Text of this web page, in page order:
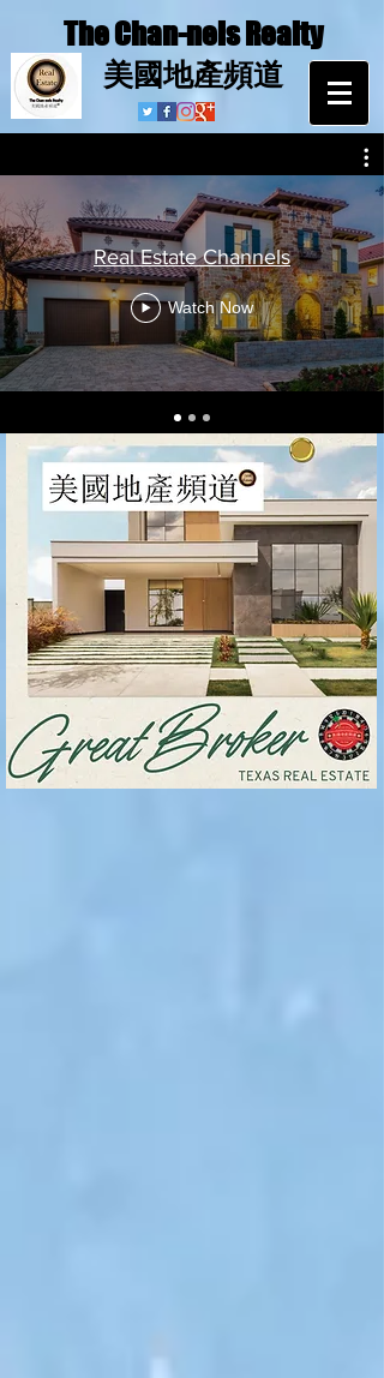
The Chan-nels Realty
​美國地產頻道
Real Estate Channels
Watch Now